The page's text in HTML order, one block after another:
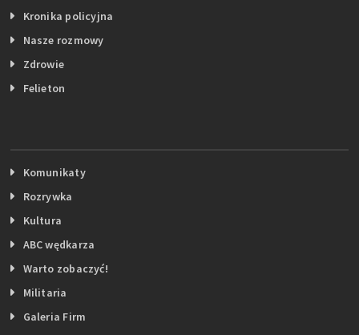
Kronika policyjna
Nasze rozmowy
Zdrowie
Felieton
Komunikaty
Rozrywka
Kultura
ABC wędkarza
Warto zobaczyć!
Militaria
Galeria Firm